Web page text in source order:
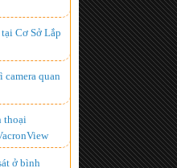
camera quan
thoại
ở bình
DỤNG,